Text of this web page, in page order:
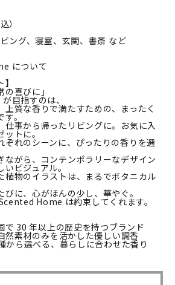
）
ング、寝室、玄関、書斎 など
について
の喜びに」
目指すのは、
上質な香りで満たすための、まったく
。
仕事から帰ったリビングに。お気に入
トに。
ぞれのシーンに、ぴったりの香りを選
ながら、コンテンポラリーなデザイン
ビジュアル。
植物のイラストは、まるでボタニカル
に、心がほんの少し、華やぐ。
Home は約束してくれます。
で 30 年以上の歴史を持つブランド
然素材のみを活かした優しい調香
から選べる、暮らしに合わせた香り